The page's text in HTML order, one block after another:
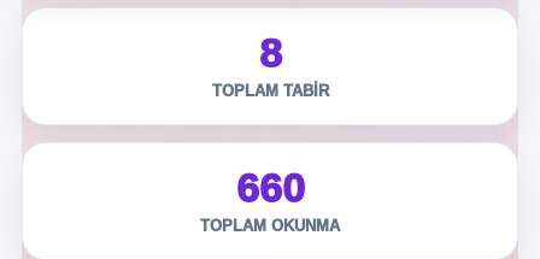
8
TOPLAM TABIR
660
TOPLAM OKUNMA